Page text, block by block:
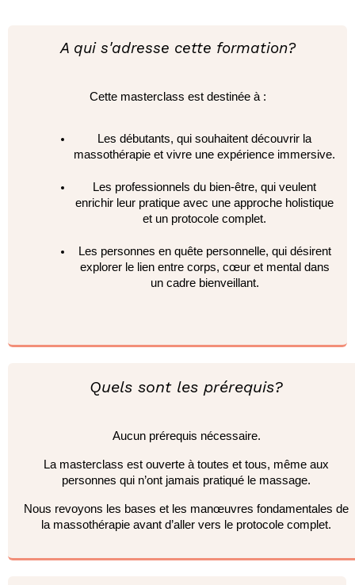
A qui s'adresse cette formation?
Cette masterclass est destinée à :
Les débutants, qui souhaitent découvrir la
massothérapie et vivre une expérience immersive.
Les professionnels du bien-être, qui veulent
enrichir leur pratique avec une approche holistique
et un protocole complet.
Les personnes en quête personnelle, qui désirent
explorer le lien entre corps, cœur et mental dans
un cadre bienveillant.
Quels sont les prérequis?
Aucun prérequis nécessaire.
La masterclass est ouverte à toutes et tous, même aux
personnes qui n’ont jamais pratiqué le massage.
Nous revoyons les bases et les manœuvres fondamentales de
la massothérapie avant d’aller vers le protocole complet.